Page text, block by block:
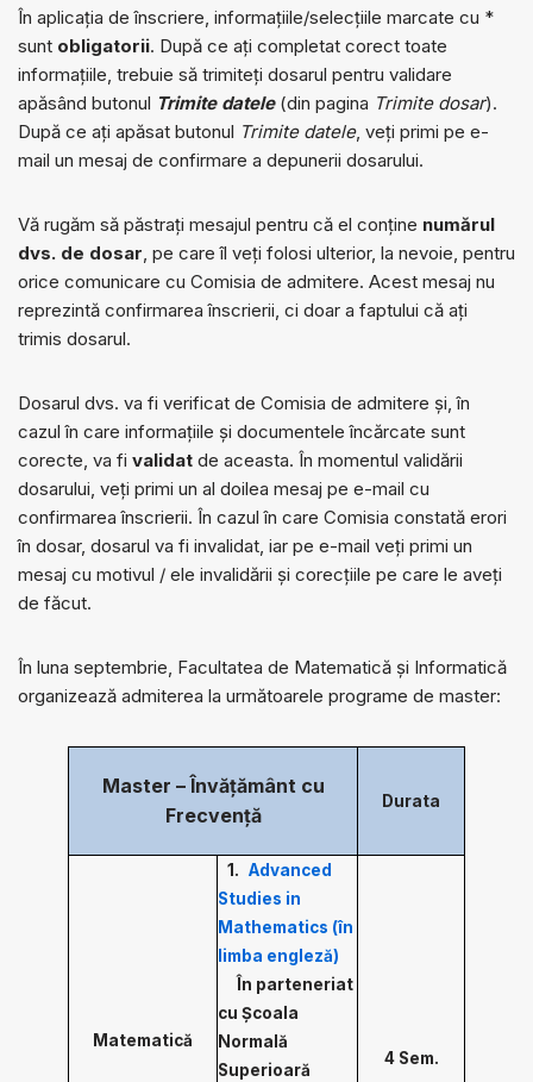
În aplicația de înscriere, informațiile/selecțiile marcate cu *
sunt obligatorii. După ce ați completat corect toate
informațiile, trebuie să trimiteți dosarul pentru validare
apăsând butonul Trimite datele(din pagina Trimite dosar).
După ce ați apăsat butonul Trimite datele, veți primi pe e-
mail un mesaj de confirmare a depunerii dosarului.
Vă rugăm să păstrați mesajul pentru că el conține numărul
dvs. de dosar, pe care îl veți folosi ulterior, la nevoie, pentru
orice comunicare cu Comisia de admitere. Acest mesaj nu
reprezintă confirmarea înscrierii, ci doar a faptului că ați
trimis dosarul.
Dosarul dvs. va fi verificat de Comisia de admitere și, în
cazul în care informațiile și documentele încărcate sunt
corecte, va fi validat de aceasta. În momentul validării
dosarului, veți primi un al doilea mesaj pe e-mail cu
confirmarea înscrierii. În cazul în care Comisia constată erori
în dosar, dosarul va fi invalidat, iar pe e-mail veți primi un
mesaj cu motivul / ele invalidării și corecțiile pe care le aveți
de făcut.
În luna septembrie, Facultatea de Matematică și Informatică
organizează admiterea la următoarele programe de master:
Master – Învățământ cu
Frecvență
Durata
Matematică
1. Advanced
Studies in
Mathematics (în
limba engleză)
În parteneriat
cu Școala
Normală
Superioară
4 Sem.